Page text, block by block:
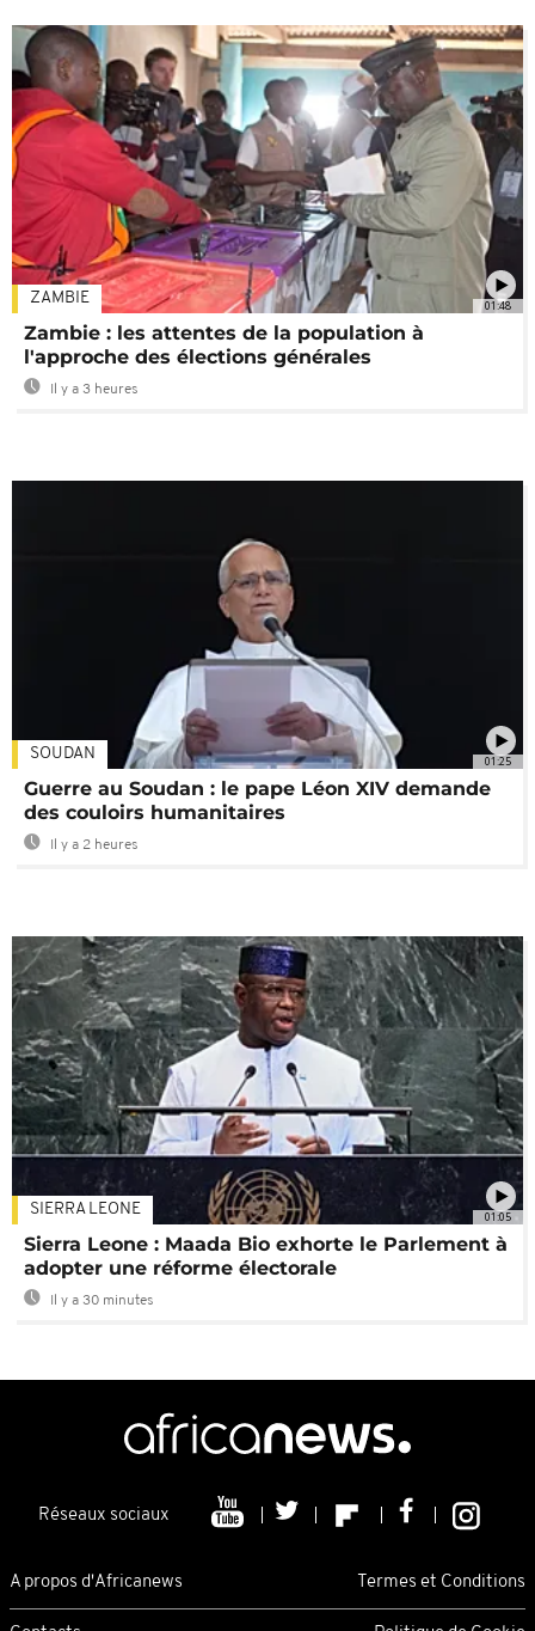
01:48
ZAMBIE
Zambie : les attentes de la population à
l'approche des élections générales
Il y a 3 heures
01:25
SOUDAN
Guerre au Soudan : le pape Léon XIV demande
des couloirs humanitaires
Il y a 2 heures
01:05
SIERRA LEONE
Sierra Leone : Maada Bio exhorte le Parlement à
adopter une réforme électorale
Il y a 30 minutes
Réseaux sociaux
A propos d'Africanews Termes et Conditions